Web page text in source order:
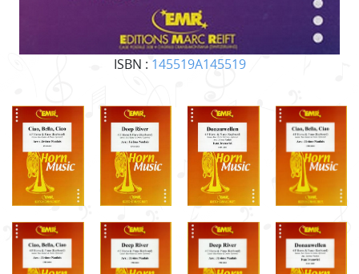
ISBN : 145519A145519